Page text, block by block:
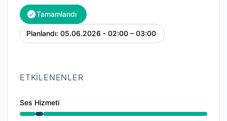
Tamamlandı
Planlandı: 05.06.2026 - 02:00 – 03:00 UTC
ETKILENENLER
Ses Hizmeti
Bakım itibaren 2:00 AM - 3:00 AM